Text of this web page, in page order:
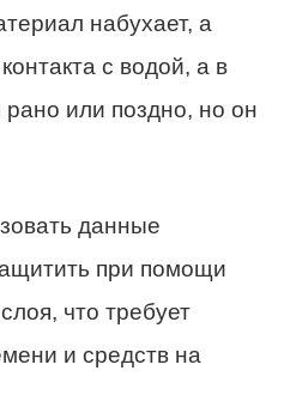
набухает, а
с водой, а в
или поздно, но он
данные
при помощи
что требует
и средств на